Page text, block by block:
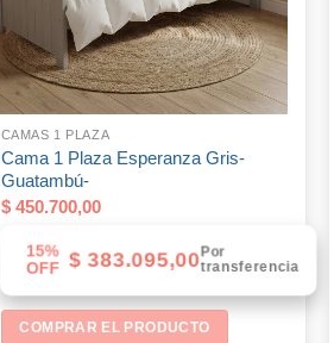
CAMAS 1 PLAZA
Cama 1 Plaza Esperanza Gris-
Guatambú-
$450.700,00
15%
OFF
$383.095,00Por
transferencia
COMPRAR EL PRODUCTO